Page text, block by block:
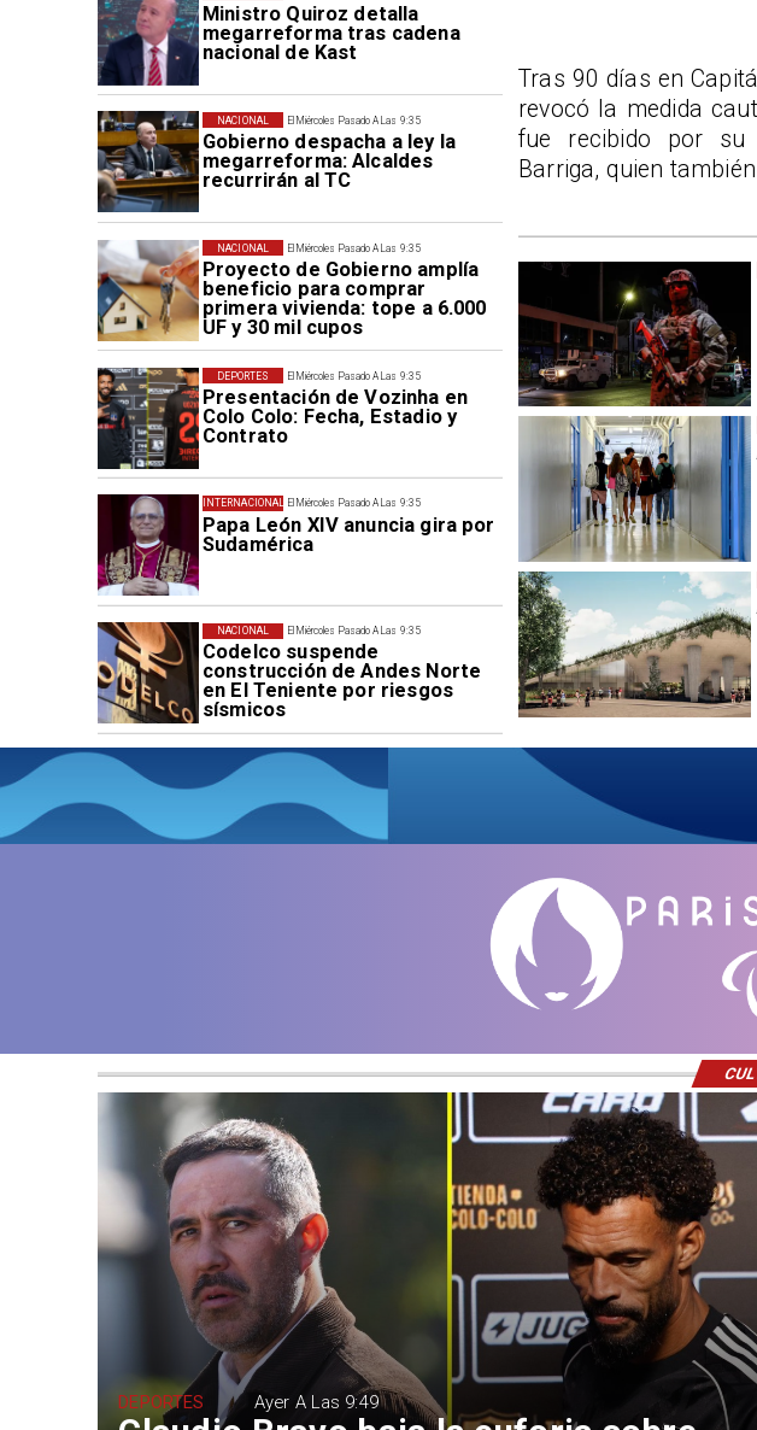
Ministro Quiroz detalla
megarreforma tras cadena
nacional de Kast
El Miércoles Pasado A Las 9:35
Gobierno despacha a ley la
megarreforma: Alcaldes
recurrirán al TC
NACIONAL
El Miércoles Pasado A Las 9:35
Proyecto de Gobierno amplía
beneficio para comprar
primera vivienda: tope a 6.000
UF y 30 mil cupos
NACIONAL
El Miércoles Pasado A Las 9:35
Presentación de Vozinha en
Colo Colo: Fecha, Estadio y
Contrato
DEPORTES
El Miércoles Pasado A Las 9:35
Papa León XIV anuncia gira por
Sudamérica
INTERNACIONAL
El Miércoles Pasado A Las 9:35
Codelco suspende
construcción de Andes Norte
en El Teniente por riesgos
sísmicos
NACIONAL
Tras 90 días en
revocó la medida
fue recibido por su
Barriga, quien
DEPORTES Ayer A Las 9:49